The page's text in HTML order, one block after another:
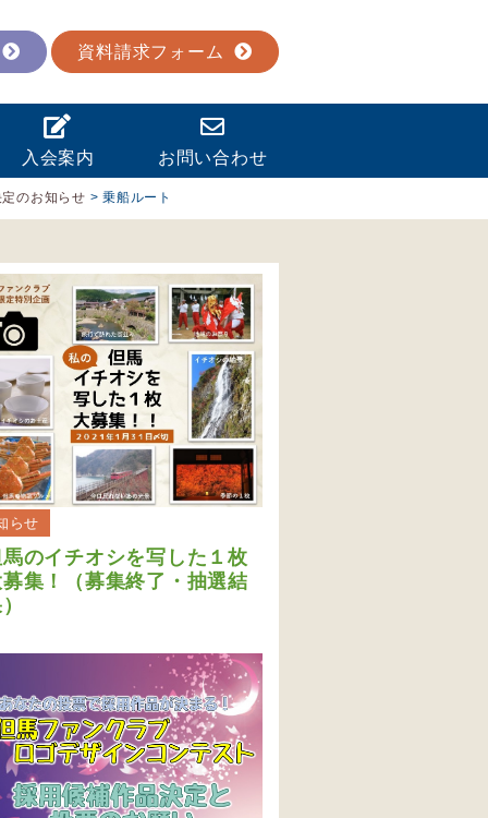
資料請求フォーム
入会案内 お問い合わせ
のお知らせ > 乗船ルート
らせ
のイチオシを写した１枚
集！（募集終了・抽選結